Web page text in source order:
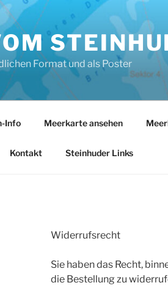
Format und als Poster
Info Meerkarte ansehen
Kontakt Steinhuder Links
Widerrufsrecht
Sie haben das Recht,
die Bestellung zu